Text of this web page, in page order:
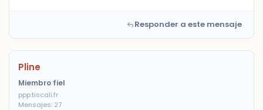
Responder a este mensaje
Pline
Miembro fiel
ppp.tiscali.fr
Mensajes: 27